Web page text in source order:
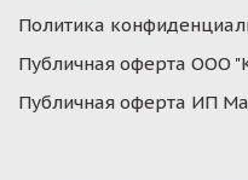
Политика
Публичная оферта ООО
Публичная оферта ИП